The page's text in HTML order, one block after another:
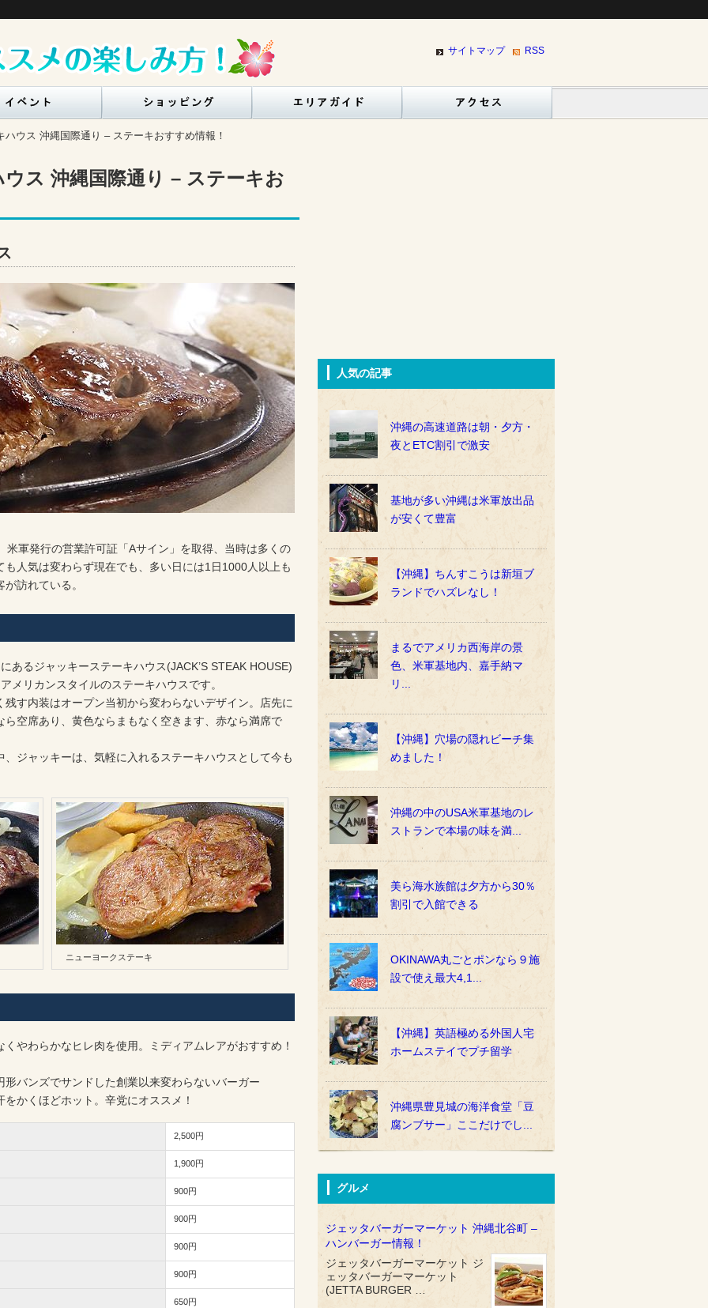
サイトマップ RSS
ハウス 沖縄国際通り – ステーキおすすめ情報！
ス 沖縄国際通り – ステーキお
米軍発行の営業許可証「Aサイン」を取得、当時は多くの
人気は変わらず現在でも、多い日には1日1000人以上も
訪れている。
あるジャッキーステーキハウス(JACK’S STEAK HOUSE)
メリカンスタイルのステーキハウスです。
す内装はオープン当初から変わらないデザイン。店先に
空席あり、黄色ならまもなく空きます、赤なら満席で
ジャッキーは、気軽に入れるステーキハウスとして今も
ニューヨークステーキ
やわらかなヒレ肉を使用。ミディアムレアがおすすめ！
バンズでサンドした創業以来変わらないバーガー
かくほどホット。辛党にオススメ！
2,500円
1,900円
900円
900円
900円
900円
650円
人気の記事
沖縄の高速道路は朝・夕方・
夜とETC割引で激安
基地が多い沖縄は米軍放出品
が安くて豊富
【沖縄】ちんすこうは新垣ブ
ランドでハズレなし！
まるでアメリカ西海岸の景
色、米軍基地内、嘉手納マ
リ...
【沖縄】穴場の隠れビーチ集
めました！
沖縄の中のUSA米軍基地のレ
ストランで本場の味を満...
美ら海水族館は夕方から30％
割引で入館できる
OKINAWA丸ごとポンなら９施
設で使え最大4,1...
【沖縄】英語極める外国人宅
ホームステイでプチ留学
沖縄県豊見城の海洋食堂「豆
腐ンブサー」ここだけでし...
グルメ
ジェッタバーガーマーケット 沖縄北谷町 –
ハンバーガー情報！
ジェッタバーガーマーケット ジ
ェッタバーガーマーケット
(JETTA BURGER …